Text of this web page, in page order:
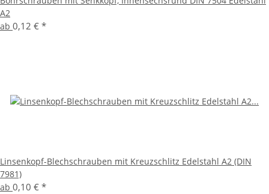
A2
ab 0,12 € *
Linsenkopf-Blechschrauben mit Kreuzschlitz Edelstahl A2 (DIN
7981)
ab 0,10 € *